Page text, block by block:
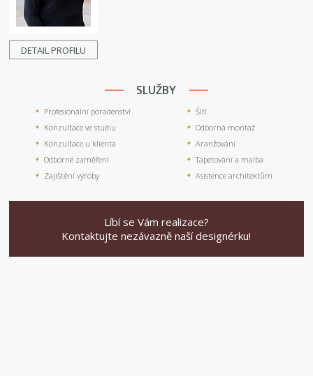
DETAIL PROFILU
SLUŽBY
Profesionální poradenství
Konzultace ve studiu
Konzultace u klienta
Odborné zaměření
Zajištění výroby
Šití
Odborná montáž
Aranžování
Tapetování a malba
Asistence architektům
Líbí se Vám realizace?
Kontaktujte nezávazně naší designérku!